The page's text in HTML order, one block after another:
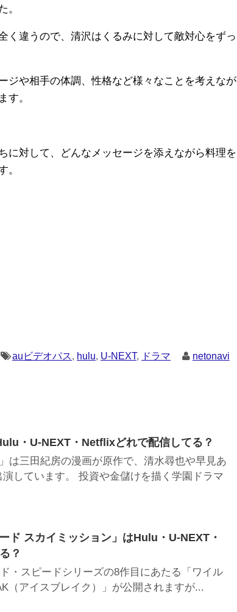
。
く違うので、清沢はくるみに対して敵対心をずっ
ジや相手の体調、性格など様々なことを考えなが
す。
に対して、どんなメッセージを添えながら料理を
。
auビデオパス, hulu, U-NEXT, ドラマ netonavi
・U-NEXT・Netflixどれで配信してる？
は三田紀房の漫画が原作で、清水尋也や早見あ
しています。 投資や金儲けを描く学園ドラマ
ド スカイミッション」はHulu・U-NEXT・
？
・スピードシリーズの8作目にあたる「ワイル
（アイスブレイク）」が公開されますが...